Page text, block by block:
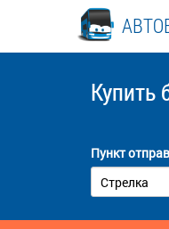
Купить
Пункт